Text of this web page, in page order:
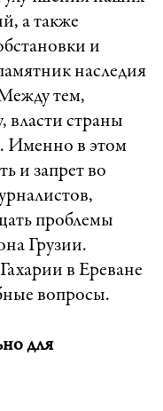
а также
и
наследия
тем,
власти страны
Именно в этом
и запрет во
проблемы
Грузии.
в Ереване
вопросы.
для